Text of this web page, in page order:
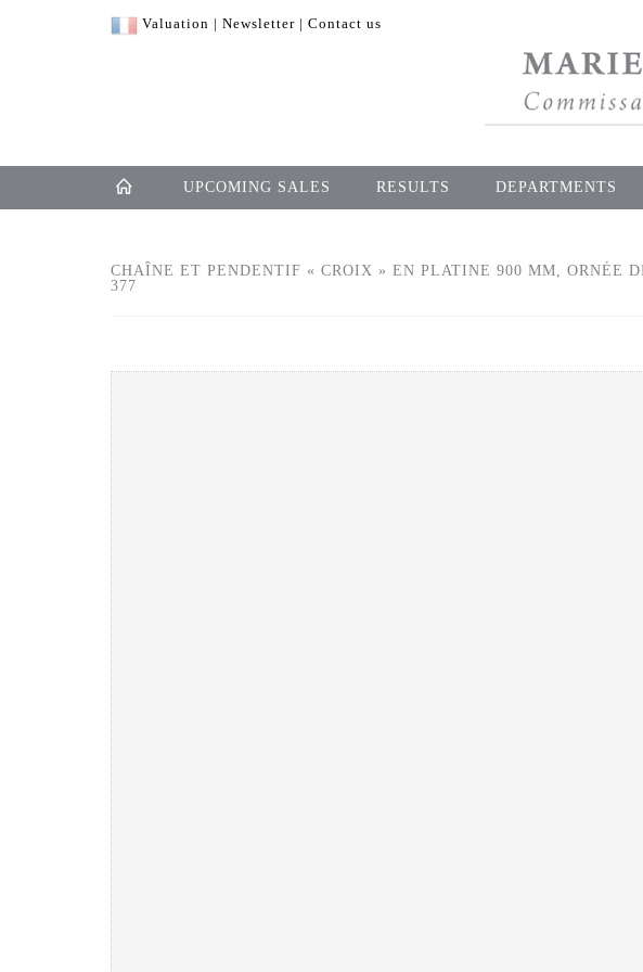
Valuation | Newsletter | Contact us
UPCOMING SALES RESULTS DEPARTMENTS
CHAÎNE ET PENDENTIF « CROIX » EN PLATINE 900 MM, ORNÉE
377